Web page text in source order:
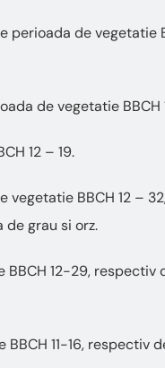
de vegetatie
de vegetatie BBCH
12 – 19.
BBCH 12 –
grau si orz.
12-29, respectiv
11-16, respectiv